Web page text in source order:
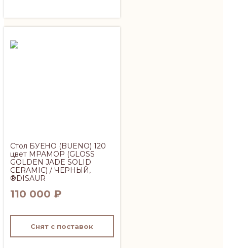
Стол БУЕНО (BUENO) 120
цвет МРАМОР (GLOSS
GOLDEN JADE SOLID
CERAMIC) / ЧЕРНЫЙ,
®DISAUR
110 000 ₽
Снят с поставок